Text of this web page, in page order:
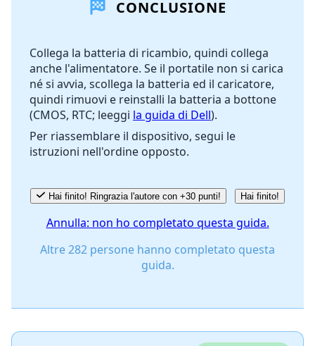
Aggiungi Commento
Annulla Pubblica commento
CONCLUSIONE
Collega la batteria di ricambio, quindi collega
anche l'alimentatore. Se il portatile non si carica
né si avvia, scollega la batteria ed il caricatore,
quindi rimuovi e reinstalli la batteria a bottone
(CMOS, RTC; leeggi la guida di Dell).
Per riassemblare il dispositivo, segui le
istruzioni nell'ordine opposto.
Hai finito! Ringrazia l'autore con +30 punti! Hai finito!
Annulla: non ho completato questa guida.
Altre 282 persone hanno completato questa
guida.